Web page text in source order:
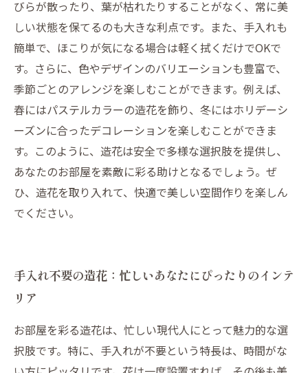
びらが散ったり、葉が枯れたりすることがなく、常に美
しい状態を保てるのも大きな利点です。また、手入れも
簡単で、ほこりが気になる場合は軽く拭くだけでOKで
す。さらに、色やデザインのバリエーションも豊富で、
季節ごとのアレンジを楽しむことができます。例えば、
春にはパステルカラーの造花を飾り、冬にはホリデーシ
ーズンに合ったデコレーションを楽しむことができま
す。このように、造花は安全で多様な選択肢を提供し、
あなたのお部屋を素敵に彩る助けとなるでしょう。ぜ
ひ、造花を取り入れて、快適で美しい空間作りを楽しん
でください。
手入れ不要の造花：忙しいあなたにぴったりのインテ
リア
お部屋を彩る造花は、忙しい現代人にとって魅力的な選
択肢です。特に、手入れが不要という特長は、時間がな